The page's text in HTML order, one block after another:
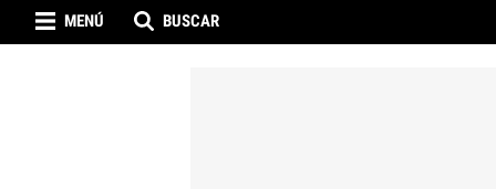
MENÚ BUSCAR